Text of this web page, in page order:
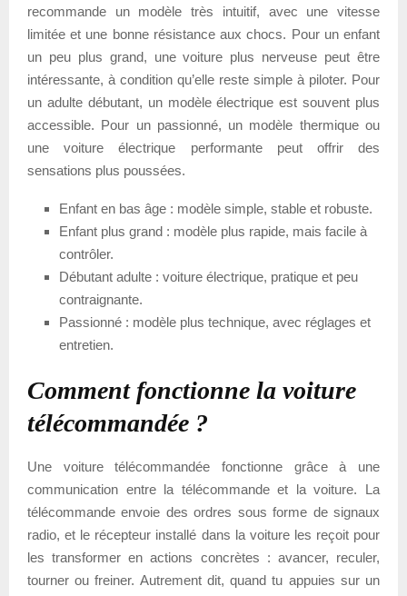
recommande un modèle très intuitif, avec une vitesse
limitée et une bonne résistance aux chocs. Pour un enfant
un peu plus grand, une voiture plus nerveuse peut être
intéressante, à condition qu’elle reste simple à piloter. Pour
un adulte débutant, un modèle électrique est souvent plus
accessible. Pour un passionné, un modèle thermique ou
une voiture électrique performante peut offrir des
sensations plus poussées.
Enfant en bas âge : modèle simple, stable et robuste.
Enfant plus grand : modèle plus rapide, mais facile à
contrôler.
Débutant adulte : voiture électrique, pratique et peu
contraignante.
Passionné : modèle plus technique, avec réglages et
entretien.
Comment fonctionne la voiture
télécommandée ?
Une voiture télécommandée fonctionne grâce à une
communication entre la télécommande et la voiture. La
télécommande envoie des ordres sous forme de signaux
radio, et le récepteur installé dans la voiture les reçoit pour
les transformer en actions concrètes : avancer, reculer,
tourner ou freiner. Autrement dit, quand tu appuies sur un